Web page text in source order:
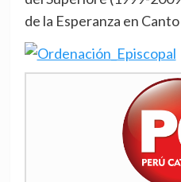
de la Esperanza en